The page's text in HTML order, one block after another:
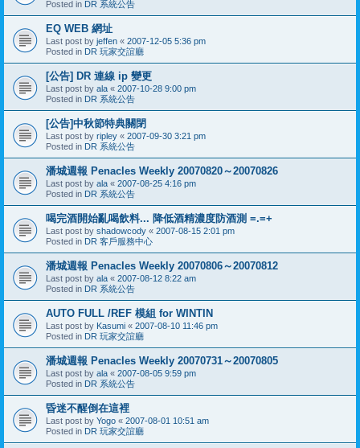
Posted in DR 系統公告
EQ WEB 網址
Last post by jeffen « 2007-12-05 5:36 pm
Posted in DR 玩家交誼廳
[公告] DR 連線 ip 變更
Last post by ala « 2007-10-28 9:00 pm
Posted in DR 系統公告
[公告]中秋節特典關閉
Last post by ripley « 2007-09-30 3:21 pm
Posted in DR 系統公告
潘城週報 Penacles Weekly 20070820～20070826
Last post by ala « 2007-08-25 4:16 pm
Posted in DR 系統公告
喝完酒開始亂喝飲料... 降低酒精濃度防酒測 =.=+
Last post by shadowcody « 2007-08-15 2:01 pm
Posted in DR 客戶服務中心
潘城週報 Penacles Weekly 20070806～20070812
Last post by ala « 2007-08-12 8:22 am
Posted in DR 系統公告
AUTO FULL /REF 模組 for WINTIN
Last post by Kasumi « 2007-08-10 11:46 pm
Posted in DR 玩家交誼廳
潘城週報 Penacles Weekly 20070731～20070805
Last post by ala « 2007-08-05 9:59 pm
Posted in DR 系統公告
昏迷不醒倒在這裡
Last post by Yogo « 2007-08-01 10:51 am
Posted in DR 玩家交誼廳